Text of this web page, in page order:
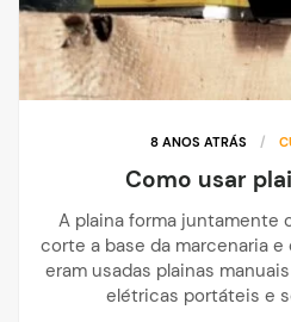
8 ANOS ATRÁS /
Como usar
A plaina forma juntamente
corte a base da marcenaria
eram usadas plainas
elétricas portáteis e